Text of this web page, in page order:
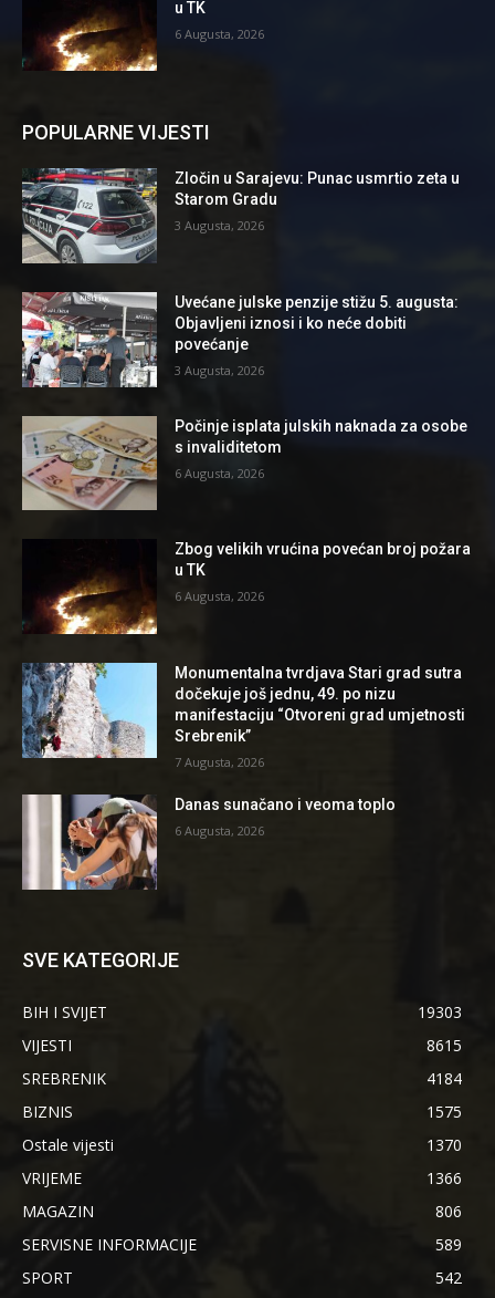
u TK
6 Augusta, 2026
POPULARNE VIJESTI
Zločin u Sarajevu: Punac usmrtio zeta u
Starom Gradu
3 Augusta, 2026
Uvećane julske penzije stižu 5. augusta:
Objavljeni iznosi i ko neće dobiti
povećanje
3 Augusta, 2026
Počinje isplata julskih naknada za osobe
s invaliditetom
6 Augusta, 2026
Zbog velikih vrućina povećan broj požara
u TK
6 Augusta, 2026
Monumentalna tvrdjava Stari grad sutra
dočekuje još jednu, 49. po nizu
manifestaciju “Otvoreni grad umjetnosti
Srebrenik”
7 Augusta, 2026
Danas sunačano i veoma toplo
6 Augusta, 2026
SVE KATEGORIJE
BIH I SVIJET
19303
VIJESTI
8615
SREBRENIK
4184
BIZNIS
1575
Ostale vijesti
1370
VRIJEME
1366
MAGAZIN
806
SERVISNE INFORMACIJE
589
SPORT
542